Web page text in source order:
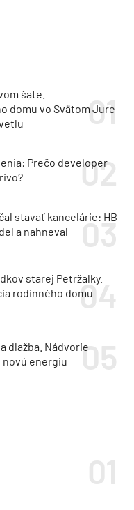
šate.
domu vo Svätom Jure
Prečo developer
stavať kancelárie: HB
a nahneval
starej Petržalky.
rodinného domu
dlažba. Nádvorie
novú energiu